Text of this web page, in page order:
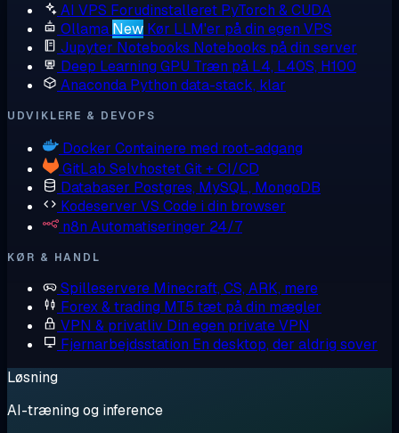
AI VPS Forudinstalleret PyTorch & CUDA
Ollama New Kør LLM'er på din egen VPS
Jupyter Notebooks Notebooks på din server
Deep Learning GPU Træn på L4, L40S, H100
Anaconda Python data-stack, klar
UDVIKLERE & DEVOPS
Docker Containere med root-adgang
GitLab Selvhostet Git + CI/CD
Databaser Postgres, MySQL, MongoDB
Kodeserver VS Code i din browser
n8n Automatiseringer 24/7
KØR & HANDL
Spilleservere Minecraft, CS, ARK, mere
Forex & trading MT5 tæt på din mægler
VPN & privatliv Din egen private VPN
Fjernarbejdsstation En desktop, der aldrig sover
Løsning
AI-træning og inference